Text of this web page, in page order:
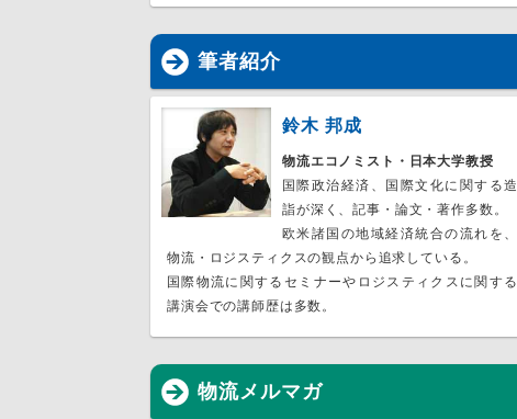
筆者紹介
鈴木 邦成
物流エコノミスト・日本大学教授
国際政治経済、国際文化に関する造
詣が深く、記事・論文・著作多数。
欧米諸国の地域経済統合の流れを、
物流・ロジスティクスの観点から追求している。
国際物流に関するセミナーやロジスティクスに関する
講演会での講師歴は多数。
物流メルマガ